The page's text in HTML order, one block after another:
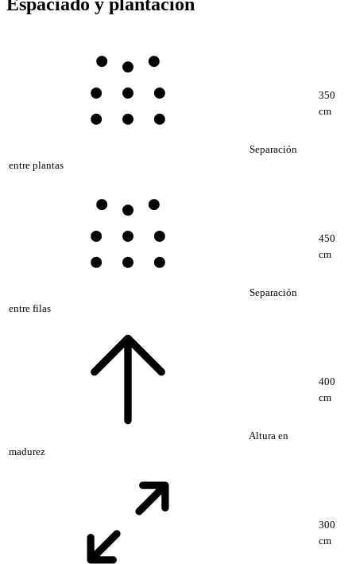
Espaciado y plantación
Separación
entre plantas
350
cm
Separación
entre filas
450
cm
Altura en
madurez
400
cm
300
cm